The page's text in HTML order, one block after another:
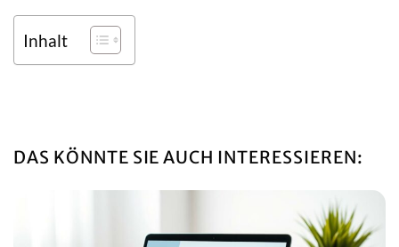
Inhalt
DAS KÖNNTE SIE AUCH INTERESSIEREN: